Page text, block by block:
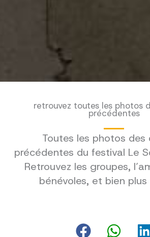
retrouvez toutes les photos
précédentes
Toutes les photos des
précédentes du festival Le
Retrouvez les groupes,
bénévoles, et bien